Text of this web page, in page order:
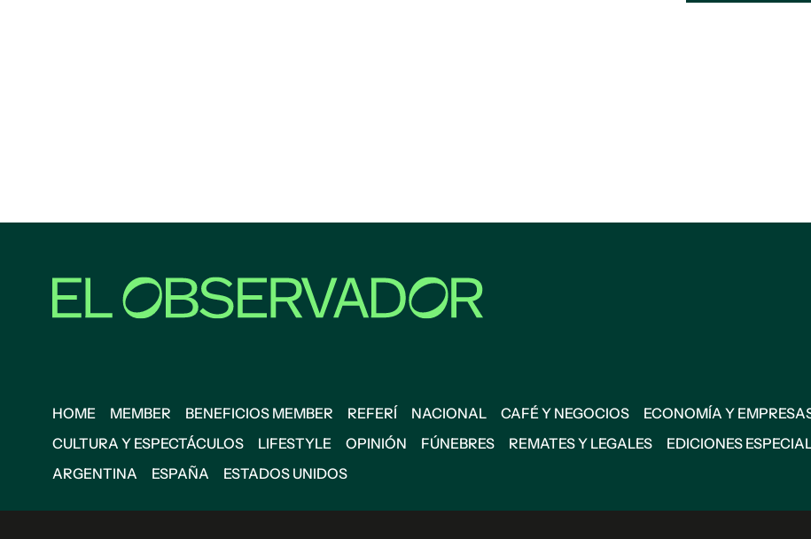
HOME MEMBER BENEFICIOS MEMBER REFERÍ NACIONAL CAFÉ Y NEGOCIOS ECONOMÍA Y
CULTURA Y ESPECTÁCULOS
LIFESTYLE OPINIÓN FÚNEBRES REMATES Y LEGALES EDICIONES
ARGENTINA
ESPAÑA ESTADOS UNIDOS